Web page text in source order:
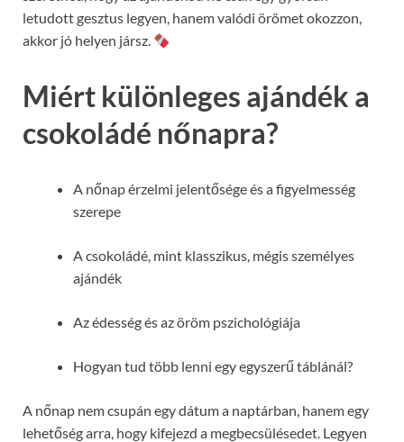
letudott gesztus legyen, hanem valódi örömet okozzon,
akkor jó helyen jársz.
Miért különleges ajándék a
csokoládé nőnapra?
A nőnap érzelmi jelentősége és a figyelmesség
szerepe
A csokoládé, mint klasszikus, mégis személyes
ajándék
Az édesség és az öröm pszichológiája
Hogyan tud több lenni egy egyszerű táblánál?
A nőnap nem csupán egy dátum a naptárban, hanem egy
lehetőség arra, hogy kifejezd a megbecsülésedet. Legyen